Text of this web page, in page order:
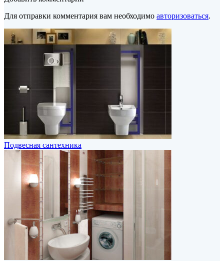
Для отправки комментария вам необходимо авторизоваться.
Подвесная сантехника